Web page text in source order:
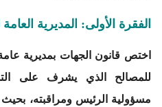
الفقرة الأولى: المديرية
اختص قانون الجهات بمديرية
للمصالح الذي يشرف على
مسؤولية الرئيس ومراقبته، بحيث